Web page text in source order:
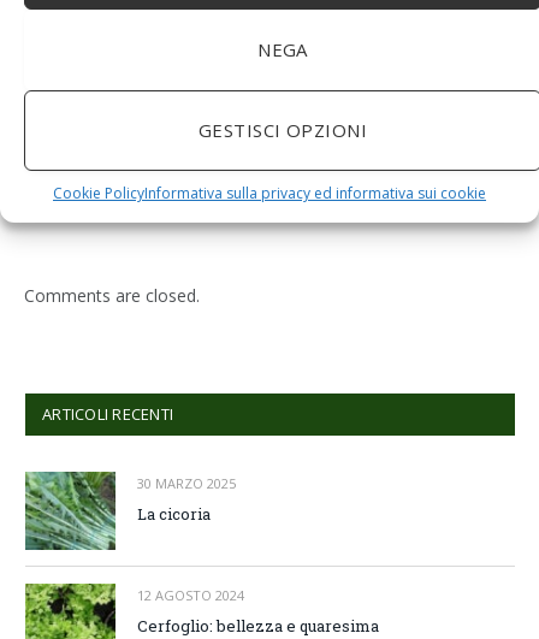
NEGA
GESTISCI OPZIONI
Cookie PolicyInformativa sulla privacy ed informativa sui cookie
Grano Spremiagrumi in Acciaio Inox A Mano Erba di
Grano Spremi Frutta Verdura Estrattore di Succo
Comments are closed.
ARTICOLI RECENTI
30 MARZO 2025
La cicoria
12 AGOSTO 2024
Cerfoglio: bellezza e quaresima